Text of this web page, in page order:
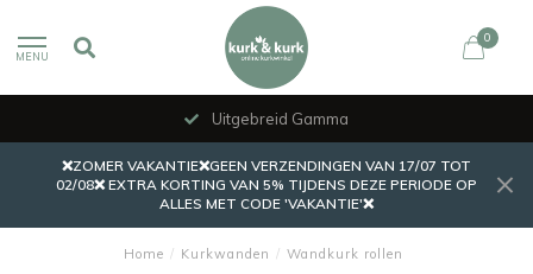
MENU
0
Uitgebreid Gamma
❌ZOMER VAKANTIE❌GEEN VERZENDINGEN VAN 17/07 TOT
02/08❌ EXTRA KORTING VAN 5% TIJDENS DEZE PERIODE OP
ALLES MET CODE 'VAKANTIE'❌
Home / Kurkwanden / Wandkurk rollen